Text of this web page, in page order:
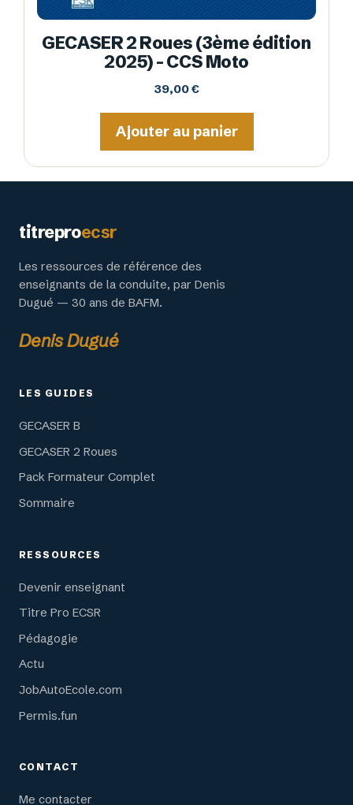
GECASER 2 Roues (3ème édition
2025) – CCS Moto
39,00€
Ajouter au panier
titreproecsr
Les ressources de référence des
enseignants de la conduite, par Denis
Dugué — 30 ans de BAFM.
Denis Dugué
LES GUIDES
GECASER B
GECASER 2 Roues
Pack Formateur Complet
Sommaire
RESSOURCES
Devenir enseignant
Titre Pro ECSR
Pédagogie
Actu
JobAutoEcole.com
Permis.fun
CONTACT
Me contacter